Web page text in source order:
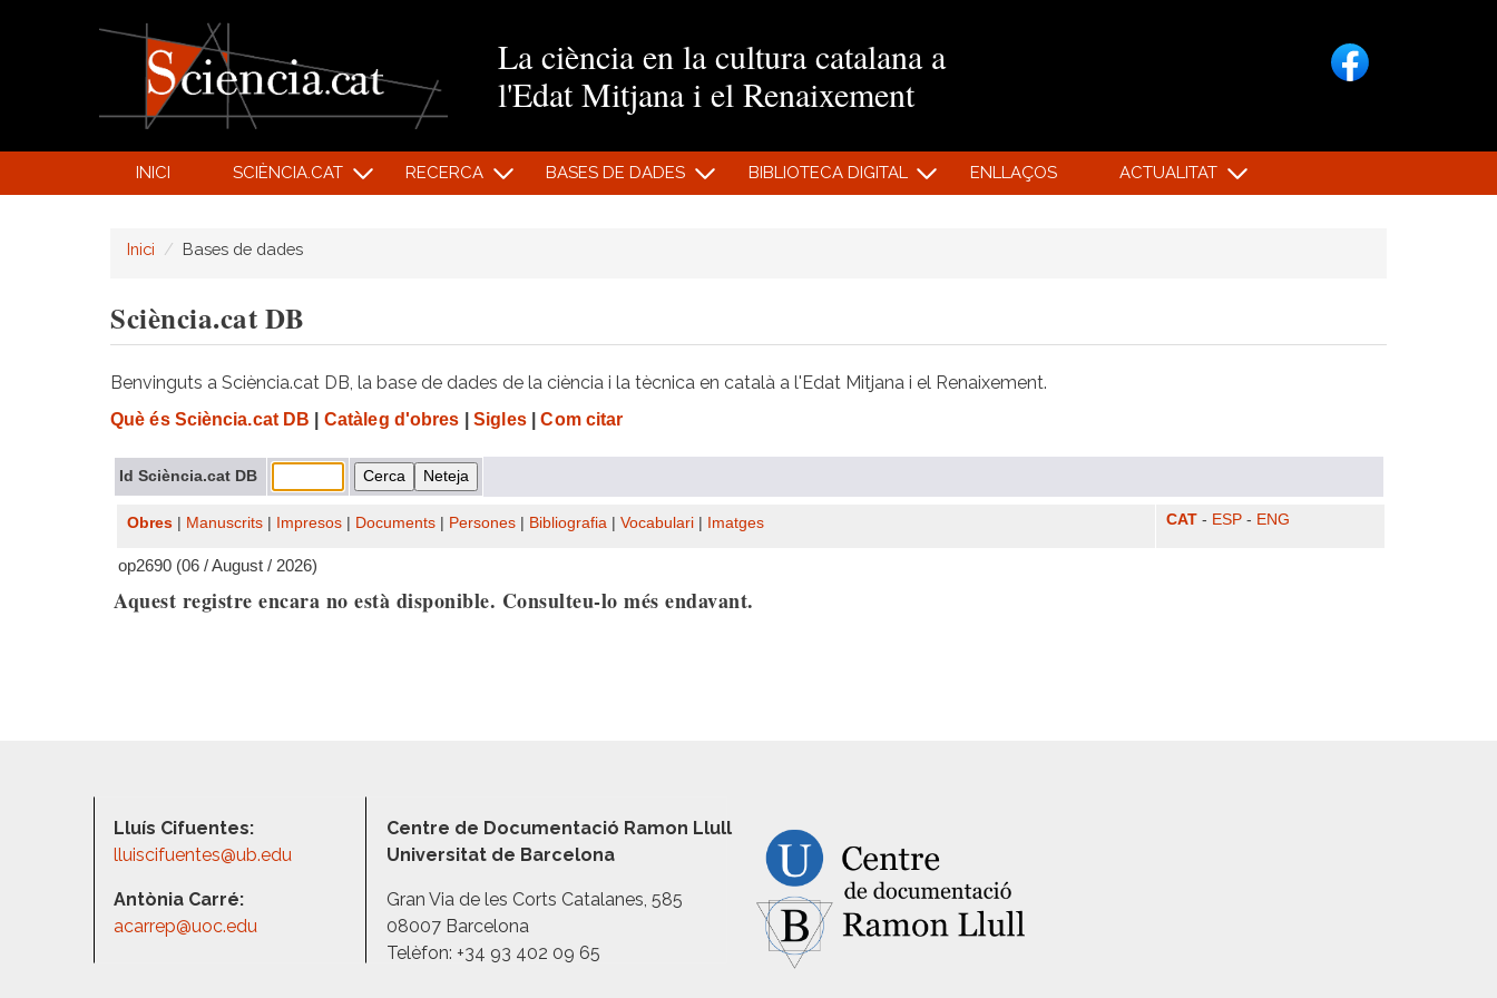
La ciència en la cultura catalana a
l'Edat Mitjana i el Renaixement
INICI SCIÈNCIA.CAT RECERCA BASES DE DADES BIBLIOTECA DIGITAL ENLLAÇOS ACTUALITAT
Inici Bases de dades
Sciència.cat DB
Benvinguts a Sciència.cat DB, la base de dades de la ciència i la tècnica en català a l'Edat Mitjana i el Renaixement.
Què és Sciència.cat DB Catàleg d'obres Sigles| Com citar
Id Sciència.cat DB
Obres Manuscrits Impresos Documents Persones Bibliografia Vocabulari Imatges CAT - ESP - ENG
op2690 (06 / August / 2026)
Aquest registre encara no està disponible. Consulteu-lo més endavant.
Lluís Cifuentes:
lluiscifuentes@ub.edu
Antònia Carré:
acarrep@uoc.edu
Centre de Documentació Ramon Llull
Universitat de Barcelona
Gran Via de les Corts Catalanes, 585
08007 Barcelona
Telèfon: +34 93 402 09 65